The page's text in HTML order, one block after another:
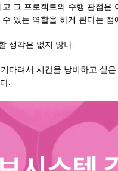
그 프로젝트의 수행 관점은
있는 역할을 하게 된다는 점
생각은 없지 않나.
다려서 시간을 낭비하고 싶
.